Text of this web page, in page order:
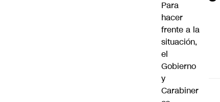
Para
hacer
frente a la
situación,
el
Gobierno
y
Carabiner